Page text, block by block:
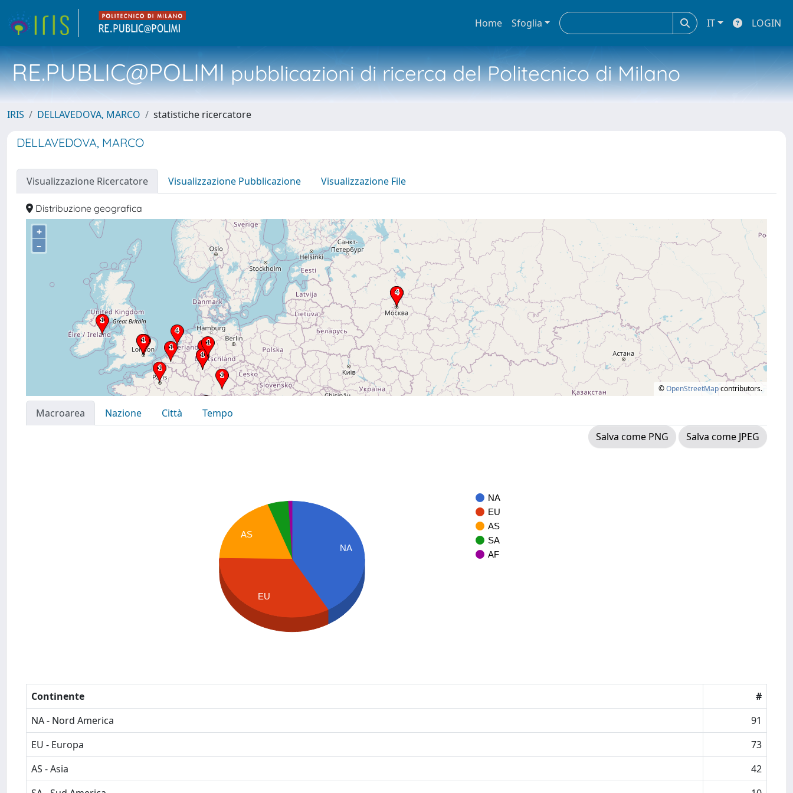
Home Sfoglia IT LOGIN
RE.PUBLIC@POLIMIpubblicazioni di ricerca del Politecnico di Milano
IRIS DELLAVEDOVA, MARCO statistiche ricercatore
DELLAVEDOVA, MARCO
Visualizzazione Ricercatore Visualizzazione Pubblicazione Visualizzazione File
Distribuzione geografica
+
–
©OpenStreetMapcontributors.
Macroarea Nazione Città
Tempo
Salva come PNG
Salva come JPEG
NA
EU
AS
SA
AF
NA
AS
EU
Continente
#
NA - Nord America
91
EU - Europa
73
AS - Asia
42